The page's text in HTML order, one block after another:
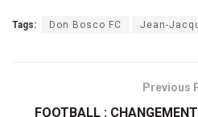
Tags: Don Bosco FC Jean-
Previous
FOOTBALL :